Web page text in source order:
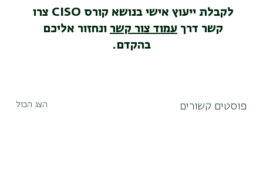
לקבלת ייעוץ אישי בנושא קורס CISO צרו
קשר דרך עמוד צור קשר ונחזור אליכם
בהקדם.
פוסטים קשורים הצג הכול